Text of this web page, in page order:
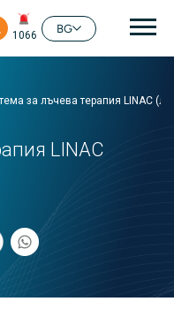
1066
BG
за лъчева терапия LINAC
LINAC